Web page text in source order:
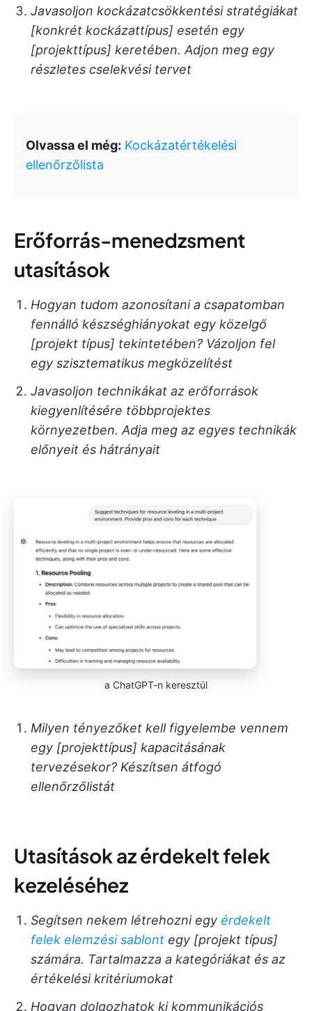
Javasoljon kockázatcsökkentési stratégiákat
[konkrét kockázattípus] esetén egy
[projekttípus] keretében. Adjon meg egy
részletes cselekvési tervet
Olvassa el még: Kockázatértékelési
ellenőrzőlista
Erőforrás-menedzsment
utasítások
Hogyan tudom azonosítani a csapatomban
fennálló készséghiányokat egy közelgő
[projekt típus] tekintetében? Vázoljon fel
egy szisztematikus megközelítést
Javasoljon technikákat az erőforrások
kiegyenlítésére többprojektes
környezetben. Adja meg az egyes technikák
előnyeit és hátrányait
a ChatGPT-n keresztül
Milyen tényezőket kell figyelembe vennem
egy [projekttípus] kapacitásának
tervezésekor? Készítsen átfogó
ellenőrzőlistát
Utasítások az érdekelt felek
kezeléséhez
Segítsen nekem létrehozni egy érdekelt
felek elemzési sablont egy [projekt típus]
számára. Tartalmazza a kategóriákat és az
értékelési kritériumokat
Hogyan dolgozhatok ki kommunikációs